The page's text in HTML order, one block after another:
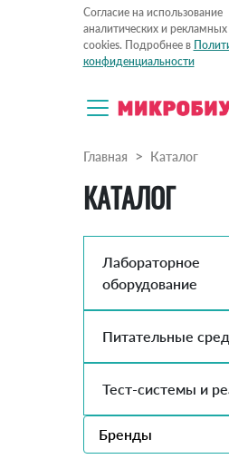
Согласие на использование
аналитических и рекламных
cookies. Подробнее в
конфиденциальности
Главная Каталог
КАТАЛОГ
Лабораторное
оборудование
Питательные
Тест-системы и
Бренды